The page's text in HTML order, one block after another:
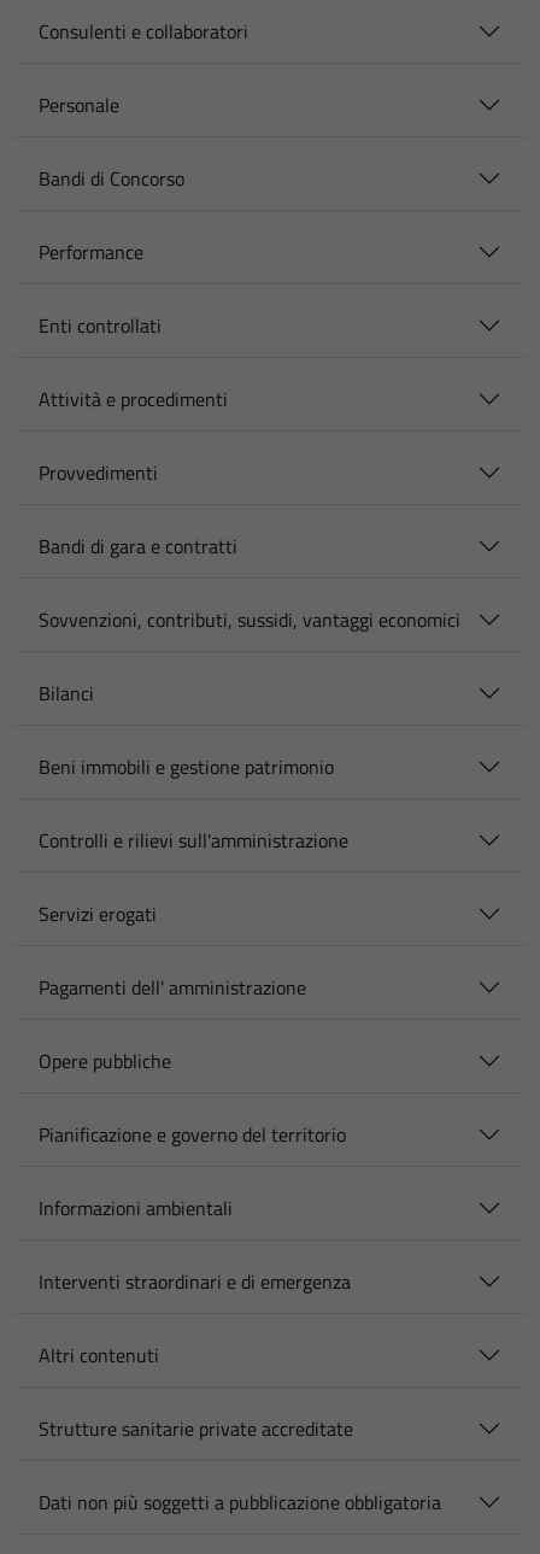
Consulenti e collaboratori
Personale
Bandi di Concorso
Performance
Enti controllati
Attività e procedimenti
Provvedimenti
Bandi di gara e contratti
Sovvenzioni, contributi, sussidi, vantaggi economici
Bilanci
Beni immobili e gestione patrimonio
Controlli e rilievi sull'amministrazione
Servizi erogati
Pagamenti dell' amministrazione
Opere pubbliche
Pianificazione e governo del territorio
Informazioni ambientali
Interventi straordinari e di emergenza
Altri contenuti
Strutture sanitarie private accreditate
Dati non più soggetti a pubblicazione obbligatoria